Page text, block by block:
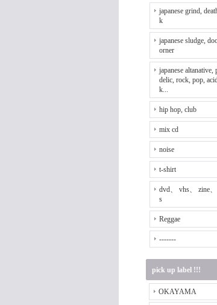
japanese grind,
k
japanese sludge,
orner
japanese altanative,
delic, rock, pop,
k...
hip hop, club
mix cd
noise
t-shirt
dvd、 vhs、 zine
s
Reggae
-------
pick up label !!!
OKAYAMA